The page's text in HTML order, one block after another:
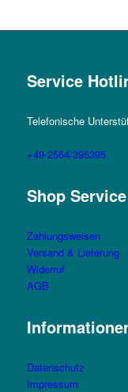
Service
Telefonische
+49-2564/395395
Shop Service
Zahlungsweisen
Versand & Lieferung
Widerruf
AGB
Datenschutz
Impressum